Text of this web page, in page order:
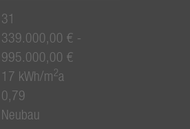
31
339.000,00 € -
995.000,00 €
17 kWh/m2a
0,79
Neubau